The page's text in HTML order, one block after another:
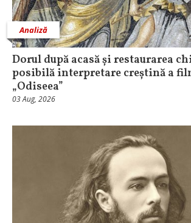
Analiză
Dorul după acasă și restaurarea
posibilă interpretare creștină a
„Odiseea”
03 Aug, 2026